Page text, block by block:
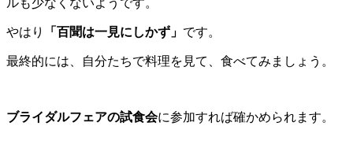
やはり 「百聞は一見にしかず」 です。
最終的には、自分たちで料理を見て、食べてみましょう。
ブライダルフェアの試食会に参加すれば確かめられます。